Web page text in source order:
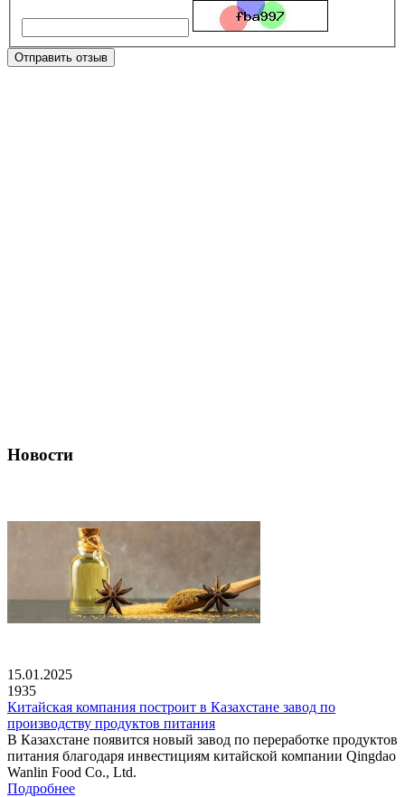
Отправить отзыв
Новости
15.01.2025
1935
Китайская компания построит в Казахстане завод по
производству продуктов питания
В Казахстане появится новый завод по переработке продуктов
питания благодаря инвестициям китайской компании Qingdao
Wanlin Food Co., Ltd.
Подробнее